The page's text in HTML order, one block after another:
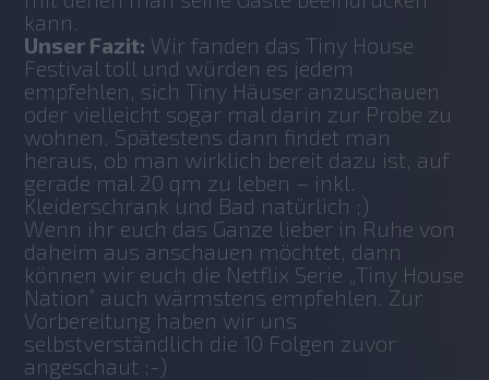
kann.
Unser Fazit: Wir fanden das Tiny House
Festival toll und würden es jedem
empfehlen, sich Tiny Häuser anzuschauen
oder vielleicht sogar mal darin zur Probe zu
wohnen. Spätestens dann findet man
heraus, ob man wirklich bereit dazu ist, auf
gerade mal 20 qm zu leben – inkl.
Kleiderschrank und Bad natürlich ;)
Wenn ihr euch das Ganze lieber in Ruhe von
daheim aus anschauen möchtet, dann
können wir euch die Netflix Serie „Tiny House
Nation” auch wärmstens empfehlen. Zur
Vorbereitung haben wir uns
selbstverständlich die 10 Folgen zuvor
angeschaut ;-)